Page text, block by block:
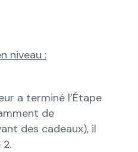
niveau :
a terminé l’Étape
de
des cadeaux), il